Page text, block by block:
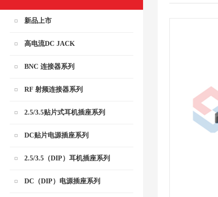
新品上市
高电流DC JACK
BNC 连接器系列
RF 射频连接器系列
2.5/3.5贴片式耳机插座系列
DC贴片电源插座系列
2.5/3.5（DIP）耳机插座系列
DC（DIP）电源插座系列